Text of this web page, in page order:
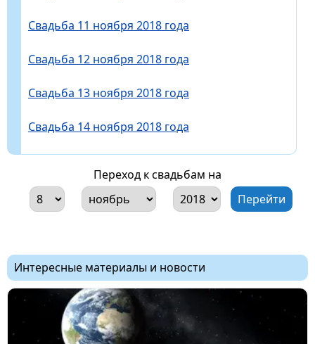
Свадьба 11 ноября 2018 года
Свадьба 12 ноября 2018 года
Свадьба 13 ноября 2018 года
Свадьба 14 ноября 2018 года
Переход к свадьбам на
Интересные материалы и новости